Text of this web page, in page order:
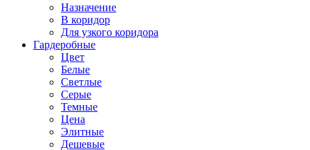
Назначение
В коридор
Для узкого коридора
Гардеробные
Цвет
Белые
Светлые
Серые
Темные
Цена
Элитные
Дешевые